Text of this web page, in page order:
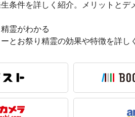
条件を詳しく紹介。メリットとデ
霊がわかる
とお祭り精霊の効果や特徴を詳し